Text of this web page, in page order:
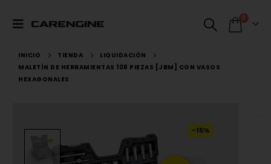
0
INICIO TIENDA
LIQUIDACIÓN
MALETÍN DE HERRAMIENTAS 108 PIEZAS [JBM] CON VASOS
HEXAGONALES
-15%